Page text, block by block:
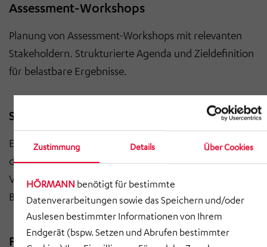
Zustimmung Details Über Cookies
HÖRMANN benötigt für bestimmte
Datenverarbeitungen sowie das Speichern und/oder
Auslesen bestimmter Informationen von Ihrem
Endgerät (bspw. Setzen und Abrufen bestimmter
Assessment-Workshops
Planung von Assessment-Workshops mit relevanten
Stakeholdern. Strukturierte Agenda und Zieldefinition
für belastbare Ergebnisse.
Script für die mediale Umsetzung
Erstellung eines Scripts zur medialen Umsetzung
digitaler Initiativen. Einheitliche Botschaften und
Visualisierungen für Entscheidungsträger und
Belegschaft.
Fragebogen für Managementlevel